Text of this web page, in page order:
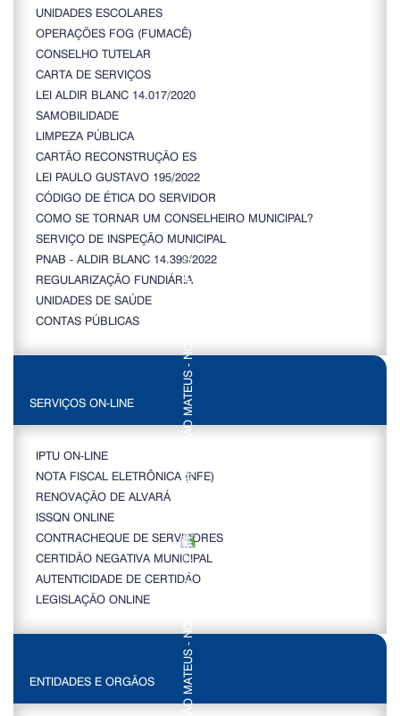
UNIDADES ESCOLARES
OPERAÇÕES FOG (FUMACÊ)
CONSELHO TUTELAR
CARTA DE SERVIÇOS
LEI ALDIR BLANC 14.017/2020
SAMOBILIDADE
LIMPEZA PÚBLICA
CARTÃO RECONSTRUÇÃO ES
LEI PAULO GUSTAVO 195/2022
CÓDIGO DE ÉTICA DO SERVIDOR
COMO SE TORNAR UM CONSELHEIRO MUNICIPAL?
SERVIÇO DE INSPEÇÃO MUNICIPAL
PNAB - ALDIR BLANC 14.399/2022
REGULARIZAÇÃO FUNDIÁRIA
UNIDADES DE SAÚDE
CONTAS PÚBLICAS
SERVIÇOS ON-LINE
IPTU ON-LINE
NOTA FISCAL ELETRÔNICA (NFE)
RENOVAÇÃO DE ALVARÁ
ISSQN ONLINE
CONTRACHEQUE DE SERVIDORES
CERTIDÃO NEGATIVA MUNICIPAL
AUTENTICIDADE DE CERTIDÃO
LEGISLAÇÃO ONLINE
ENTIDADES E ORGÃOS